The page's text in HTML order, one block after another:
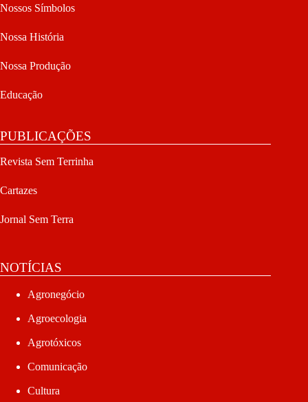
Nossos Símbolos
Nossa História
Nossa Produção
Educação
PUBLICAÇÕES
Revista Sem Terrinha
Cartazes
Jornal Sem Terra
NOTÍCIAS
Agronegócio
Agroecologia
Agrotóxicos
Comunicação
Cultura